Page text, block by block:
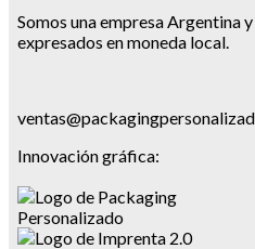
Somos una empresa Argentina
expresados en moneda local.
Innovación gráfica: